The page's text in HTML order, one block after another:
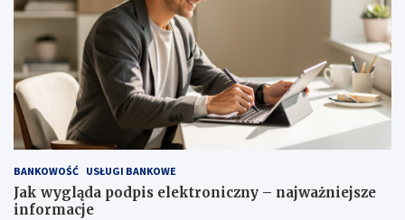
BANKOWOŚĆ USŁUGI BANKOWE
Jak wygląda podpis elektroniczny – najważniejsze
informacje